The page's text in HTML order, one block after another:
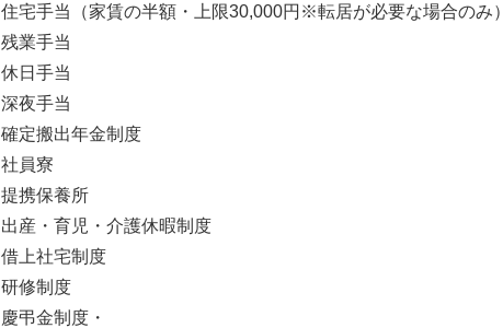
住宅手当（家賃の半額・上限30,000円※転居が必要な場合のみ）
残業手当
休日手当
深夜手当
確定搬出年金制度
社員寮
提携保養所
出産・育児・介護休暇制度
借上社宅制度
研修制度
慶弔金制度・